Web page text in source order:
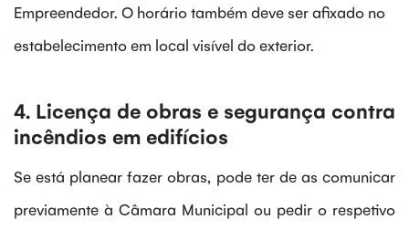
Empreendedor. O horário também deve ser afixado no
estabelecimento em local visível do exterior.
4. Licença de obras e segurança contra
incêndios em edifícios
Se está planear fazer obras, pode ter de as comunicar
previamente à Câmara Municipal ou pedir o respetivo